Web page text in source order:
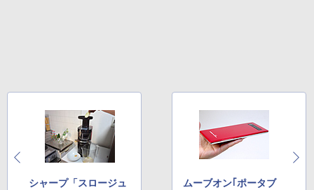
シャープ「スロージュ
ムーブオン｢ポータブ